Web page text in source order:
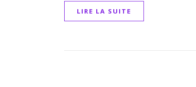
LIRE LA SUITE